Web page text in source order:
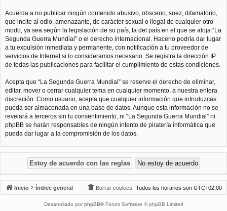
Acuerda a no publicar ningún contenido abusivo, obsceno, soez, difamatorio,
que incite al odio, amenazante, de carácter sexual o ilegal de cualquier otro
modo, ya sea según la legislación de su país, la del país en el que se aloja “La
Segunda Guerra Mundial” o el derecho internacional. Hacerlo podría dar lugar
a tu expulsión inmediata y permanente, con notificación a tu proveedor de
servicios de Internet si lo consideramos necesario. Se registra la dirección IP
de todas las publicaciones para facilitar el cumplimiento de estas condiciones.
Acepta que “La Segunda Guerra Mundial” se reserve el derecho de eliminar,
editar, mover o cerrar cualquier tema en cualquier momento, a nuestra entera
discreción. Como usuario, acepta que cualquier información que introduzcas
pueda ser almacenada en una base de datos. Aunque esta información no se
revelará a terceros sin tu consentimiento, ni “La Segunda Guerra Mundial” ni
phpBB se harán responsables de ningún intento de piratería informática que
pueda dar lugar a la compromisión de los datos.
Inicio Índice general Todos los horarios son UTC+02:00
Borrar cookies
Desarrollado por phpBB® Forum Software © phpBB Limited